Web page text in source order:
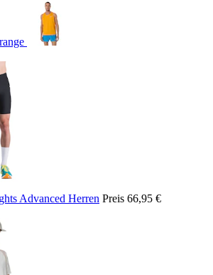
Advanced Herren Preis 66,95 €